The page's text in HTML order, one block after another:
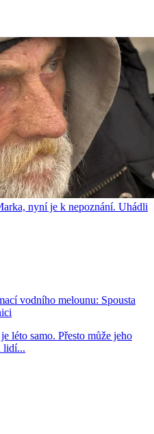
nyní je k nepoznání. Uhádli
vodního melounu: Spousta
léto samo. Přesto může jeho
lidí...